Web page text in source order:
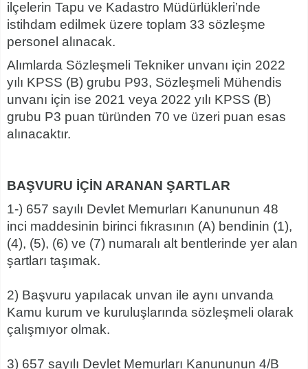
ilçelerin Tapu ve Kadastro Müdürlükleri’nde
istihdam edilmek üzere toplam 33 sözleşme
personel alınacak.
Alımlarda Sözleşmeli Tekniker unvanı için 2022
yılı KPSS (B) grubu P93, Sözleşmeli Mühendis
unvanı için ise 2021 veya 2022 yılı KPSS (B)
grubu P3 puan türünden 70 ve üzeri puan esas
alınacaktır.
BAŞVURU İÇİN ARANAN ŞARTLAR
1-) 657 sayılı Devlet Memurları Kanununun 48
inci maddesinin birinci fıkrasının (A) bendinin (1),
(4), (5), (6) ve (7) numaralı alt bentlerinde yer alan
şartları taşımak.
2) Başvuru yapılacak unvan ile aynı unvanda
Kamu kurum ve kuruluşlarında sözleşmeli olarak
çalışmıyor olmak.
3) 657 sayılı Devlet Memurları Kanununun 4/B